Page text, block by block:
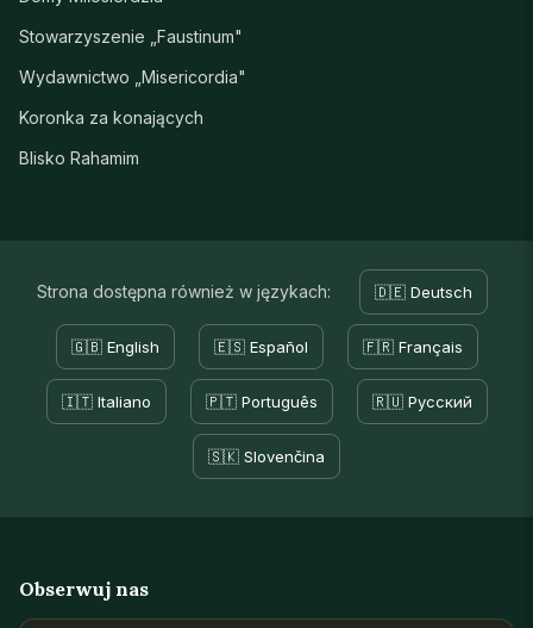
Stowarzyszenie „Faustinum"
Wydawnictwo „Misericordia"
Koronka za konających
Blisko Rahamim
Strona dostępna również w językach: 🇩🇪 Deutsch
🇬🇧 English 🇪🇸 Español 🇫🇷 Français
🇮🇹 Italiano 🇵🇹 Português 🇷🇺 Русский
🇸🇰 Slovenčina
Obserwuj nas